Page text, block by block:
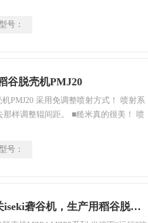
号：
谷脱壳机PMJ20
PMJ20 采用免调整喷射方式！ 喷射系
样调整辊间距。 ■糙米真的很美！ 喷
米。
号：
MZP4,MZP5系列日本井关iseki砻谷机，生产用稻谷脱壳机